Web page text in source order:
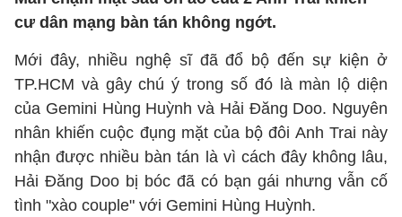
cư dân mạng bàn tán không ngớt.
Mới đây, nhiều nghệ sĩ đã đổ bộ đến sự kiện ở
TP.HCM và gây chú ý trong số đó là màn lộ diện
của Gemini Hùng Huỳnh và Hải Đăng Doo. Nguyên
nhân khiến cuộc đụng mặt của bộ đôi Anh Trai này
nhận được nhiều bàn tán là vì cách đây không lâu,
Hải Đăng Doo bị bóc đã có bạn gái nhưng vẫn cố
tình "xào couple" với Gemini Hùng Huỳnh.